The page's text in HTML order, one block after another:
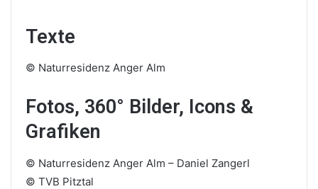
Texte
© Naturresidenz Anger Alm
Fotos, 360° Bilder, Icons &
Grafiken
© Naturresidenz Anger Alm – Daniel Zangerl
© TVB Pitztal